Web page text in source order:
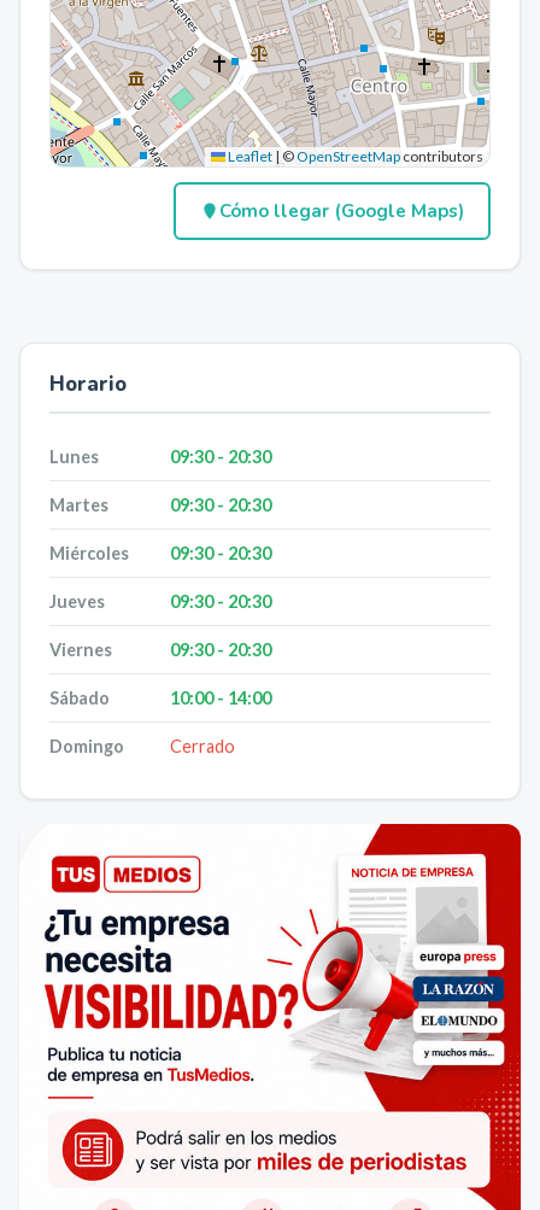
Leaflet | ©OpenStreetMap contributors
Cómo llegar (Google Maps)
Horario
Lunes 09:30 - 20:30
Martes 09:30 - 20:30
Miércoles 09:30 - 20:30
Jueves 09:30 - 20:30
Viernes 09:30 - 20:30
Sábado 10:00 - 14:00
Domingo Cerrado